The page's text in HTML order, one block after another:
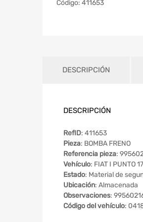
Código: 411653
DESCRIPCIÓN
DESCRIPCIÓN
RefID: 411653
Pieza: BOMBA FRENO
Referencia pieza:
Vehículo: FIAT I PUNTO
Estado: Material de
Ubicación: Almacenada
Observaciones:
Código del vehículo: